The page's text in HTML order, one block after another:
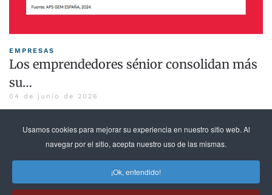
Usamos cookies para mejorar su experiencia en nuestro sitio web. Al
navegar por el sitio, acepta nuestro uso de las mismas.
¡Ok, entendido!
EMPRESAS
Los emprendedores sénior consolidan más
su…
04 de junio de 2026